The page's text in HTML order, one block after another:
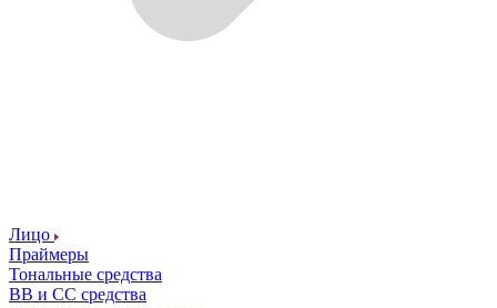
Лицо
Праймеры
Тональные средства
ВВ и СС средства